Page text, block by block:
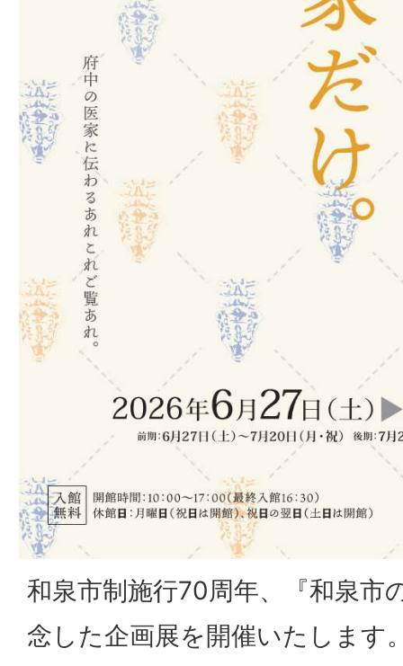
和泉市制施行70周年、『和泉市
念した企画展を開催いたします